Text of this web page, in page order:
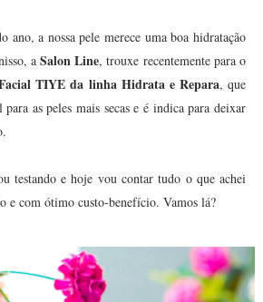
ano, a nossa pele merece uma boa hidratação
aSalon Line, trouxe recentemente para o
TIYE da linha Hidrata e Repara, que
as peles mais secas e é indica para deixar
testando e hoje vou contar tudo o que achei
e com ótimo custo-benefício. Vamos lá?